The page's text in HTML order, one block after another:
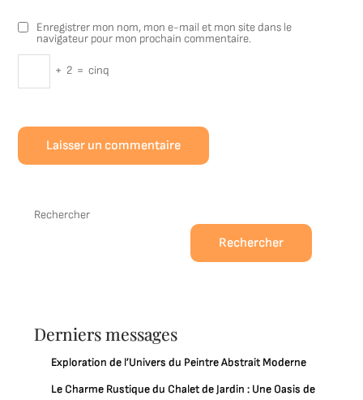
Enregistrer mon nom, mon e-mail et mon site dans le
navigateur pour mon prochain commentaire.
+ 2 = cinq
Rechercher
Rechercher
Derniers messages
Exploration de l’Univers du Peintre Abstrait Moderne
Le Charme Rustique du Chalet de Jardin : Une Oasis de